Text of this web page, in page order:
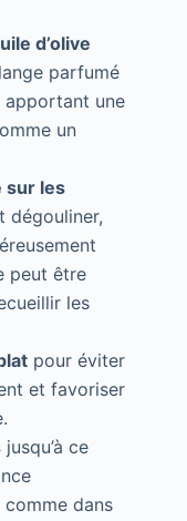
d’olive
parfumé
apportant une
un
sur les
dégouliner,
peut être
les
pour éviter
et favoriser
jusqu’à ce
dans